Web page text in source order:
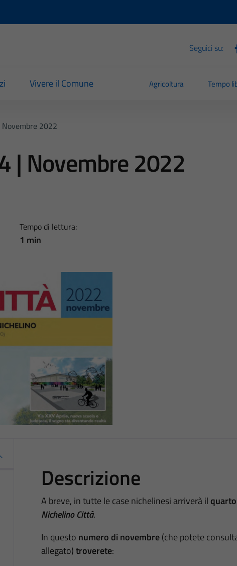
Seguici su:
Vivere il Comune Agricoltura Tempo
2022
| Novembre 2022
Tempo di lettura:
1 min
Descrizione
A breve, in tutte le case nichelinesi arriverà il
Nichelino Città.
In questo numero di novembre(che potete
allegato)troverete: